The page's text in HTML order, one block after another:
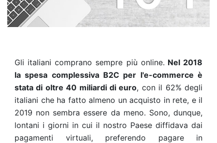
Gli italiani comprano sempre più online. Nel 2018
la spesa complessiva B2C per l'e-commerce è
stata di oltre 40 miliardi di euro, con il 62% degli
italiani che ha fatto almeno un acquisto in rete, e il
2019 non sembra essere da meno. Sono, dunque,
lontani i giorni in cui il nostro Paese diffidava dai
pagamenti virtuali, preferendo pagare in